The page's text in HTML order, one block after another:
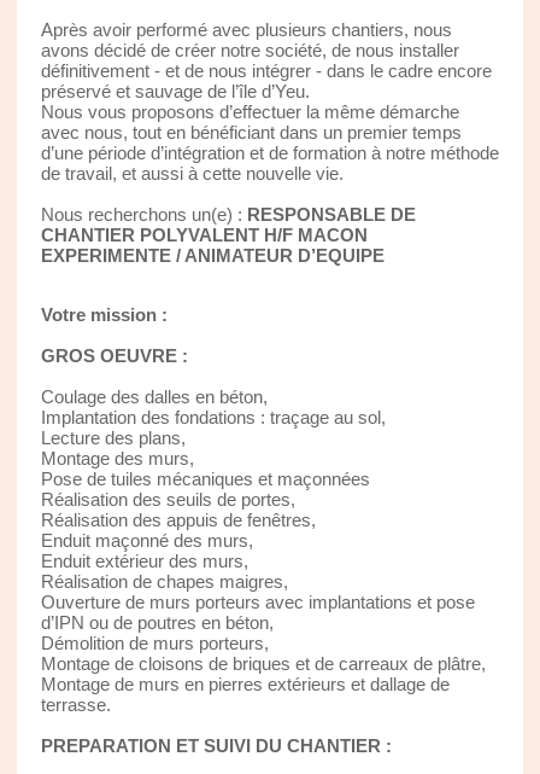
Après avoir performé avec plusieurs chantiers, nous
avons décidé de créer notre société, de nous installer
définitivement - et de nous intégrer - dans le cadre encore
préservé et sauvage de l’île d’Yeu.
Nous vous proposons d’effectuer la même démarche
avec nous, tout en bénéficiant dans un premier temps
d’une période d’intégration et de formation à notre méthode
de travail, et aussi à cette nouvelle vie.
Nous recherchons un(e) : RESPONSABLE DE
CHANTIER POLYVALENT H/F MACON
EXPERIMENTE / ANIMATEUR D’EQUIPE
Votre mission :
GROS OEUVRE :
Coulage des dalles en béton,
Implantation des fondations : traçage au sol,
Lecture des plans,
Montage des murs,
Pose de tuiles mécaniques et maçonnées
Réalisation des seuils de portes,
Réalisation des appuis de fenêtres,
Enduit maçonné des murs,
Enduit extérieur des murs,
Réalisation de chapes maigres,
Ouverture de murs porteurs avec implantations et pose
d’IPN ou de poutres en béton,
Démolition de murs porteurs,
Montage de cloisons de briques et de carreaux de plâtre,
Montage de murs en pierres extérieurs et dallage de
terrasse.
PREPARATION ET SUIVI DU CHANTIER :